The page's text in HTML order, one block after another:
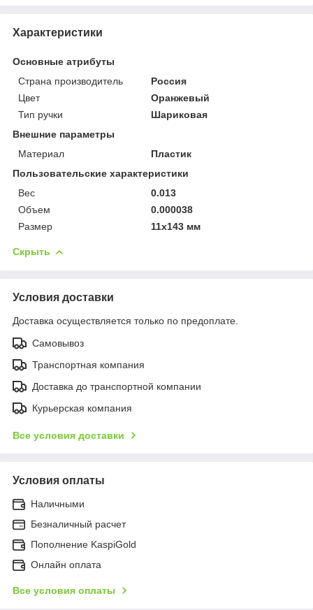
Характеристики
Основные атрибуты
Страна производитель
Россия
Цвет
Оранжевый
Тип ручки
Шариковая
Внешние параметры
Материал
Пластик
Пользовательские характеристики
Вес
0.013
Объем
0.000038
Размер
11х143 мм
Скрыть
Условия доставки
Доставка осуществляется только по предоплате.
Самовывоз
Транспортная компания
Доставка до транспортной компании
Курьерская компания
Все условия доставки
Условия оплаты
Наличными
Безналичный расчет
Пополнение KaspiGold
Онлайн оплата
Все условия оплаты